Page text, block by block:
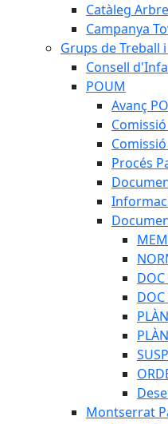
Catàleg
Campanya
Grups de Treball
Consell
POUM
Avanç
Procés
Montserrat